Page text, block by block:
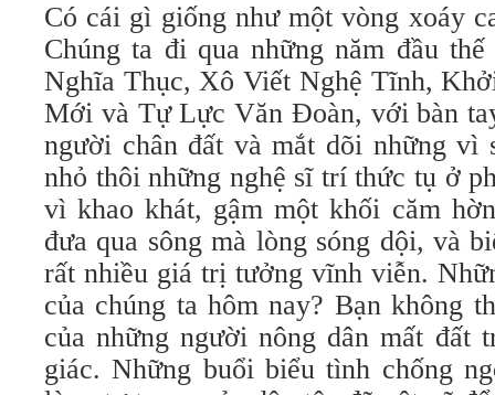
Có cái gì giống như một vòng xoáy
Chúng ta đi qua những năm đầu
Nghĩa Thục, Xô Viết Nghệ Tĩnh,
Mới và Tự Lực Văn Đoàn, với bàn
người chân đất và mắt dõi những vì
nhỏ thôi những nghệ sĩ trí thức tụ ở
vì khao khát, gậm một khối căm
đưa qua sông mà lòng sóng dội, và
rất nhiều giá trị tưởng vĩnh viễn.
của chúng ta hôm nay? Bạn không
của những người nông dân mất đất
giác. Những buổi biểu tình chống